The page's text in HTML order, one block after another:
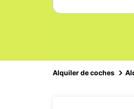
Alquiler de coches